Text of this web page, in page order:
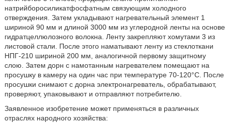
натрийборосиликатфосфатным связующим холодного
отверждения. Затем укладывают нагревательный элемент 1
шириной 90 мм и длиной 3000 мм из углеродной ленты на основе
гидратцеллюлозного волокна. Ленту закрепляют хомутами 3 из
листовой стали. После этого наматывают ленту из стеклоткани
НПГ-210 шириной 200 мм, аналогичной первому защитному
слою. Затем дорн с намотанным нагревателем помещают на
просушку в камеру на один час при температуре 70-120°С. После
просушки снимают с дорна электронагреватель, обрабатывают,
проверяют, упаковывают и отправляют потребителю.
Заявленное изобретение может применяться в различных
отраслях народного хозяйства: